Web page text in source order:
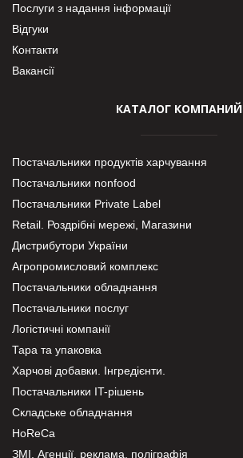
Послуги з надання інформації
Відгуки
Контакти
Вакансії
КАТАЛОГ КОМПАНИЙ
Постачальники продуктів харчування
Постачальники nonfood
Постачальники Private Label
Retail. Роздрібні мережі, Магазини
Дистрибутори України
Агропромисловий комплекс
Постачальники обладнання
Постачальники послуг
Логістичні компанії
Тара та упаковка
Харчові добавки. Інгредієнти.
Постачальники IT-рішень
Складське обладнання
HoReCa
ЗМІ, Агенції, реклама, поліграфія